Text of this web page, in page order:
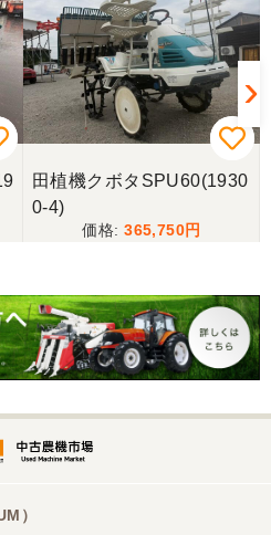
田植機クボタSPU60(1930
0-4)
365,750
）